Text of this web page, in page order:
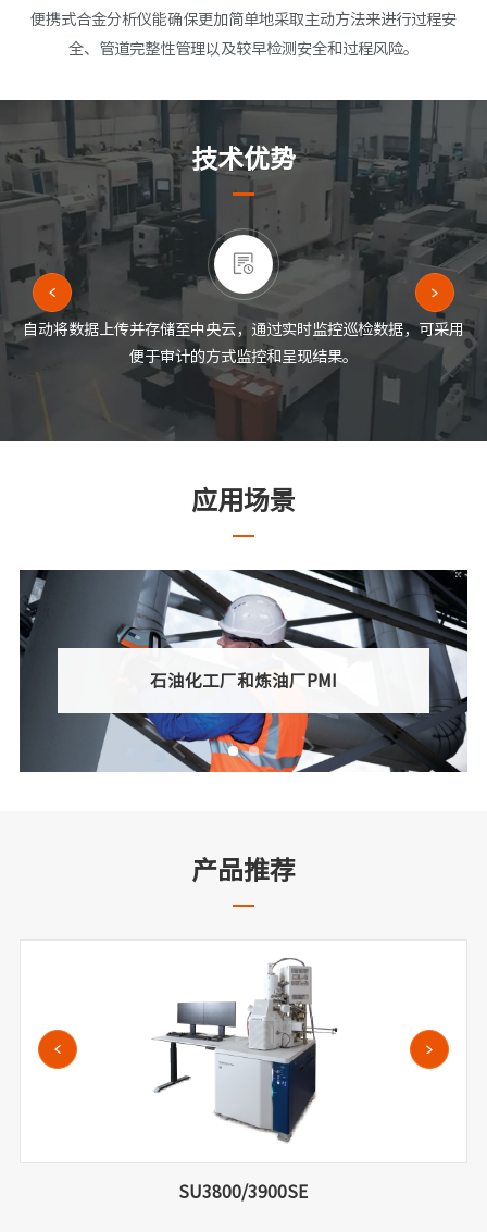
便携式合金分析仪能确保更加简单地采取主动方法来进行过程安
全、管道完整性管理以及较早检测安全和过程风险。
技术优势
自动将数据上传并存储至中央云，通过实时监控巡检数据，可采用
便于审计的方式监控和呈现结果。
应用场景
石油化工厂和炼油厂PMI
产品推荐
SU3800/3900SE